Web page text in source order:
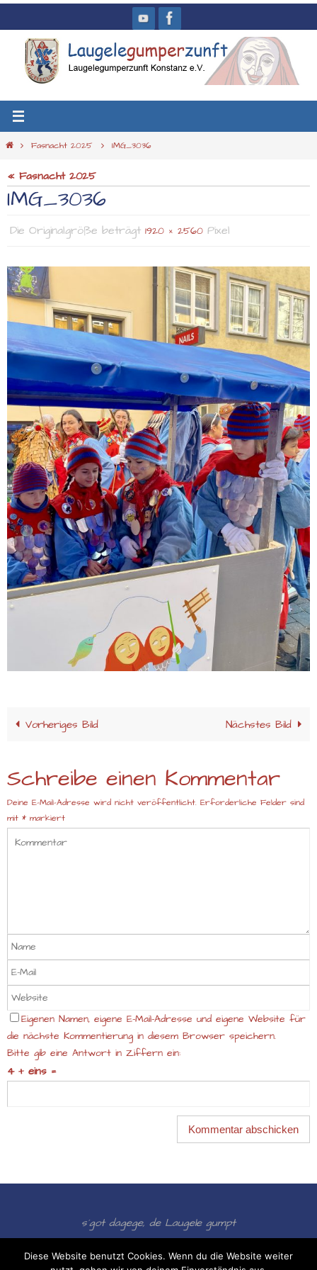
Inhalt
springen
StartFasnacht 2025 IMG_3036
« Fasnacht 2025
IMG_3036
Die Originalgröße beträgt 1920 × 2560 Pixel
Vorheriges Bild Nächstes Bild
Schreibe einen Kommentar
Deine E-Mail-Adresse wird nicht veröffentlicht. Erforderliche Felder sind
mit * markiert
Eigenen Namen, eigene E-Mail-Adresse und eigene Website für
die nächste Kommentierung in diesem Browser speichern.
Bitte gib eine Antwort in Ziffern ein:
4 + eins =
s´got dagege, de Laugele gumpt
Präsentiert vonNirvana& WordPress.
Diese Website benutzt Cookies. Wenn du die Website weiter